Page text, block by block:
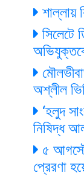
শাল্লায়
সিলেটে
অশ্লীল
‘হলুদ
নিষিদ্ধ
৫
প্রেরণা